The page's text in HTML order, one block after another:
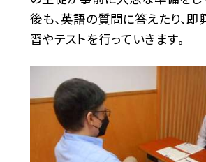
後も、英語の質問に答えたり、
習やテストを行っていきます。